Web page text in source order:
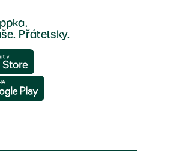
Přátelsky.